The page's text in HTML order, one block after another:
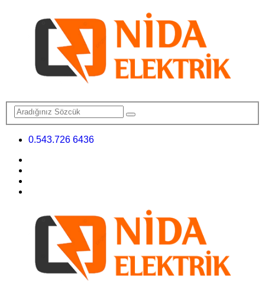
0.543.726 6436